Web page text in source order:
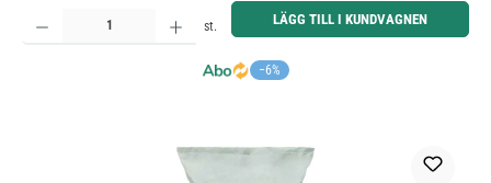
−6%
Produktkvantitet: Ange önskat belopp eller använd knapparna för att öka eller minska kvantiteten.
st. LÄGG TILL I KUNDVAGNEN